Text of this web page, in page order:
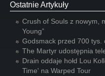
Ostatnie Artykuły
Crush of Souls z nowym,
Young”
Godsmack przed 700 tys.
The Martyr udostępnia
Drain oddaje hołd Lou
Time' na Warped Tour